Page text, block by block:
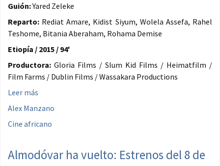
Guión:Yared Zeleke
Reparto: Rediat Amare, Kidist Siyum, Wolela Assefa, Rahel
Teshome, Bitania Aberaham, Rohama Demise
Etiopía / 2015 / 94'
Productora: Gloria Films / Slum Kid Films / Heimatfilm /
Film Farms / Dublin Films / Wassakara Productions
Leer más
Alex Manzano
Cine africano
Almodóvar ha vuelto: Estrenos del 8 de